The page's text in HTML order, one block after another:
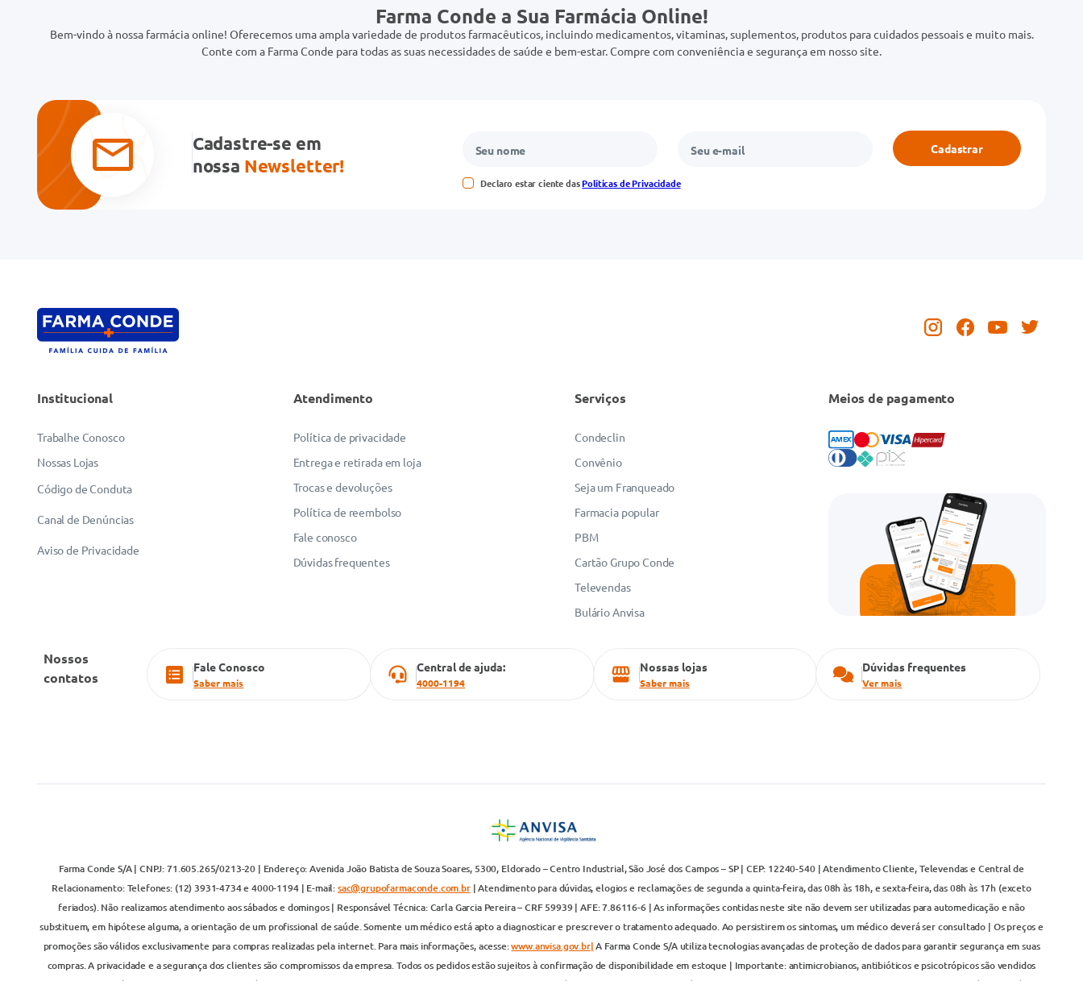
Farma Conde a Sua Farmácia Online!
Bem-vindo à nossa farmácia online! Oferecemos uma ampla variedade de produtos farmacêuticos, incluindo medicamentos, vitaminas, suplementos, produtos para cuidados pessoais e muito mais.
Conte com a Farma Conde para todas as suas necessidades de saúde e bem-estar. Compre com conveniência e segurança em nosso site.
Cadastre-se em
nossa Newsletter!
Declaro estar ciente dasPolíticas de Privacidade
Cadastrar
Institucional
Trabalhe Conosco
Nossas Lojas
Código de Conduta
Canal de Denúncias
Aviso de Privacidade
Atendimento
Política de privacidade
Entrega e retirada em loja
Trocas e devoluções
Política de reembolso
Fale conosco
Dúvidas frequentes
Serviços
Condeclin
Convênio
Seja um Franqueado
Farmacia popular
PBM
Cartão Grupo Conde
Televendas
Bulário Anvisa
Meios de pagamento
Nossos
contatos
Fale Conosco
Saber mais
Central de ajuda:
4000-1194
Nossas lojas
Saber mais
Dúvidas frequentes
Ver mais
Farma Conde S/A | CNPJ: 71.605.265/0213-20 | Endereço: Avenida João Batista de Souza Soares, 5300, Eldorado – Centro Industrial, São José dos Campos – SP | CEP: 12240-540 | Atendimento Cliente, Televendas e Central de
Relacionamento: Telefones: (12) 3931-4734 e 4000-1194 | E-mail:sac@grupofarmaconde.com.br| Atendimento para dúvidas, elogios e reclamações de segunda a quinta-feira, das 08h às 18h, e sexta-feira, das 08h às 17h (exceto
feriados). Não realizamos atendimento aos sábados e domingos | Responsável Técnica: Carla Garcia Pereira – CRF 59939 | AFE: 7.86116-6 | As informações contidas neste site não devem ser utilizadas para automedicação e não
substituem, em hipótese alguma, a orientação de um profissional de saúde. Somente um médico está apto a diagnosticar e prescrever o tratamento adequado. Ao persistirem os sintomas, um médico deverá ser consultado | Os preços e
promoções são válidos exclusivamente para compras realizadas pela internet. Para mais informações, acesse:www.anvisa.gov.br|A Farma Conde S/A utiliza tecnologias avançadas de proteção de dados para garantir segurança em suas
compras. A privacidade e a segurança dos clientes são compromissos da empresa. Todos os pedidos estão sujeitos à confirmação de disponibilidade em estoque | Importante: antimicrobianos, antibióticos e psicotrópicos são vendidos